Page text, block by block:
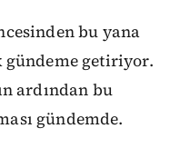
bu yana
gündeme getiriyor.
ardından bu
gündemde.